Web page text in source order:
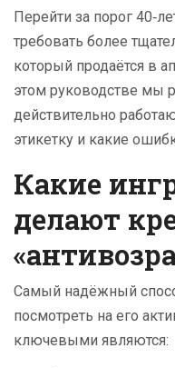
Перейти за порог
требовать более
который продаётся в
этом руководстве мы
действительно
этикетку и какие
Какие
делают
Самый надёжный
посмотреть на его
ключевыми являются: